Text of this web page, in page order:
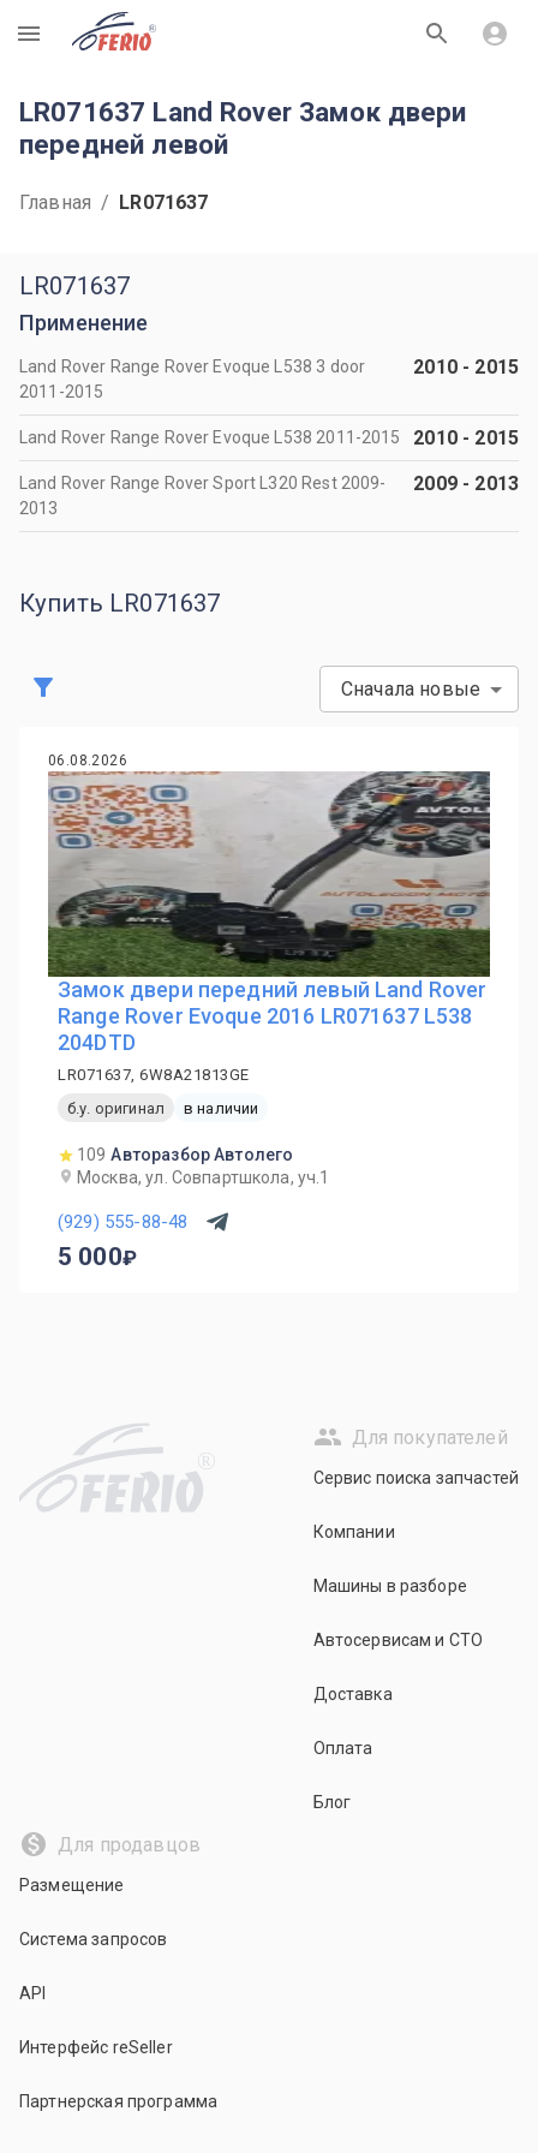
R
LR071637 Land Rover Замок двери
передней левой
Главная / LR071637
LR071637
Применение
Land Rover Range Rover Evoque L538 3 door
2011-2015
2010- 2015
Land Rover Range Rover Evoque L538 2011-2015 2010- 2015
Land Rover Range Rover Sport L320 Rest 2009-
2013
2009- 2013
Купить LR071637
Сначала новые
06.08.2026
Замок двери передний левый Land Rover
Range Rover Evoque 2016 LR071637 L538
204DTD
LR071637, 6W8A21813GE
б.у. оригинал
в наличии
109 Авторазбор Автолего
Москва, ул. Совпартшкола, уч.1
(929) 555-88-48
5 000
R
Для покупателей
Сервис поиска запчастей
Компании
Машины в разборе
Автосервисам и СТО
Доставка
Оплата
Блог
Для продавцов
Размещение
Система запросов
API
Интерфейс reSeller
Партнерская программа